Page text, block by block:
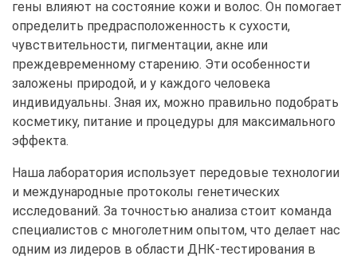
гены влияют на состояние кожи и волос. Он помогает
определить предрасположенность к сухости,
чувствительности, пигментации, акне или
преждевременному старению. Эти особенности
заложены природой, и у каждого человека
индивидуальны. Зная их, можно правильно подобрать
косметику, питание и процедуры для максимального
эффекта.
Наша лаборатория использует передовые технологии
и международные протоколы генетических
исследований. За точностью анализа стоит команда
специалистов с многолетним опытом, что делает нас
одним из лидеров в области ДНК-тестирования в